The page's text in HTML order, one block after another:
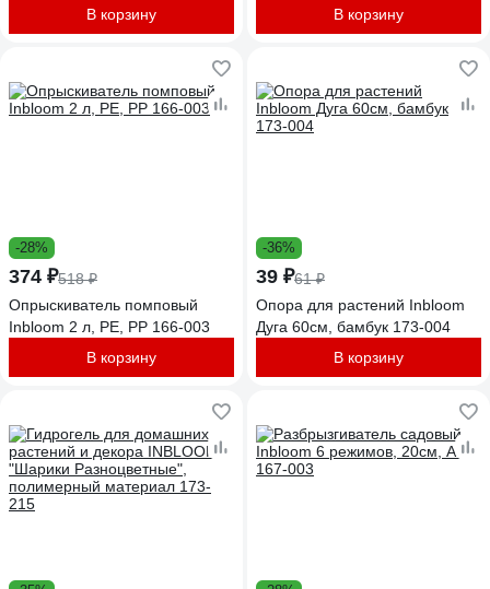
В корзину В корзину
-28%
374 ₽518 ₽
Опрыскиватель помповый
Inbloom 2 л, PE, PP 166-003
В корзину
-36%
39 ₽61 ₽
Опора для растений Inbloom
Дуга 60см, бамбук 173-004
В корзину